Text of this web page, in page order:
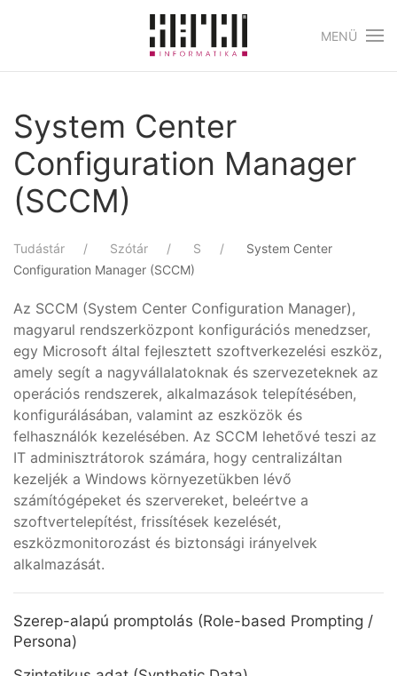
Skip to main content
MENÜ
System Center
Configuration Manager
(SCCM)
Tudástár Szótár S
System Center
Configuration Manager (SCCM)
Az SCCM (System Center Configuration Manager),
magyarul rendszerközpont konfigurációs menedzser,
egy Microsoft által fejlesztett szoftverkezelési eszköz,
amely segít a nagyvállalatoknak és szervezeteknek az
operációs rendszerek, alkalmazások telepítésében,
konfigurálásában, valamint az eszközök és
felhasználók kezelésében. Az SCCM lehetővé teszi az
IT adminisztrátorok számára, hogy centralizáltan
kezeljék a Windows környezetükben lévő
számítógépeket és szervereket, beleértve a
szoftvertelepítést, frissítések kezelését,
eszközmonitorozást és biztonsági irányelvek
alkalmazását.
Szerep-alapú promptolás (Role-based Prompting /
Persona)